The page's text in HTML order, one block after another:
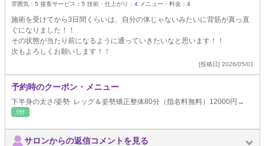
雰囲気： 5 接客サービス： 5 技術・仕上がり： 4 メニュー・料金： 4
施術を受けてから3日間くらいは、自分の体じゃないみたいに背筋が真っ直
ぐになりました！！
その状態が当たり前になるように通っていきたいなと思います！！
次もよろしくお願いします！！
[投稿日] 2026/05/01
予約時のクーポン・メニュー
下半身の太さ/姿勢 レッグ＆姿勢矯正整体80分（指名料無料）12000円→
ﾘﾗｸ
サロンからの返信コメントを見る